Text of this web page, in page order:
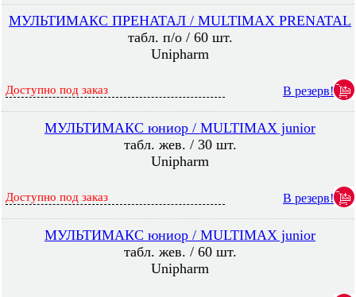
МУЛЬТИМАКС ПРЕНАТАЛ / MULTIMAX PRENATAL
табл. п/о / 60 шт.
Unipharm
Доступно под заказ В резерв!
МУЛЬТИМАКС юниор / MULTIMAX junior
табл. жев. / 30 шт.
Unipharm
Доступно под заказ В резерв!
МУЛЬТИМАКС юниор / MULTIMAX junior
табл. жев. / 60 шт.
Unipharm